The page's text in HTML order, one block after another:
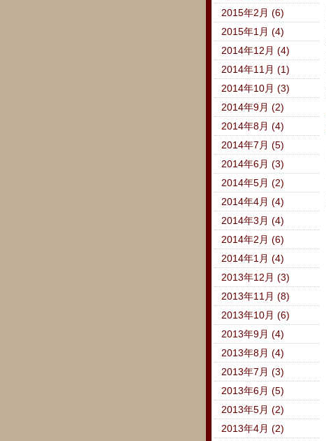
2015年2月 (6)
2015年1月 (4)
2014年12月 (4)
2014年11月 (1)
2014年10月 (3)
2014年9月 (2)
2014年8月 (4)
2014年7月 (5)
2014年6月 (3)
2014年5月 (2)
2014年4月 (4)
2014年3月 (4)
2014年2月 (6)
2014年1月 (4)
2013年12月 (3)
2013年11月 (8)
2013年10月 (6)
2013年9月 (4)
2013年8月 (4)
2013年7月 (3)
2013年6月 (5)
2013年5月 (2)
2013年4月 (2)